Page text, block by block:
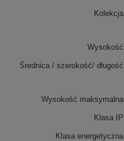
Kolekcja
Wysokość
Średnica / szerokość/ długość
Wysokość maksymalna
Klasa IP
Klasa energetyczna